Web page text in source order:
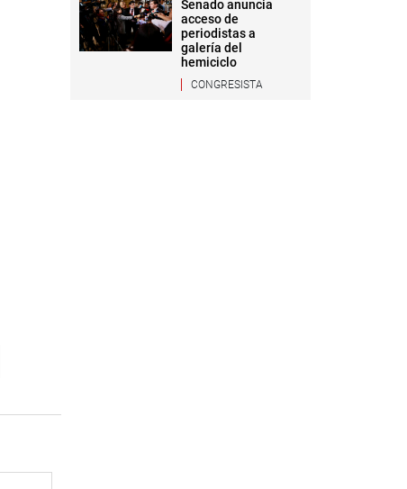
Senado anuncia
acceso de
periodistas a
galería del
hemiciclo
CONGRESISTA